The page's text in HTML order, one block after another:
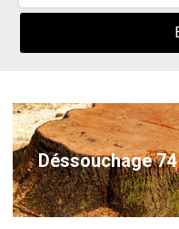
Déssouchage 74